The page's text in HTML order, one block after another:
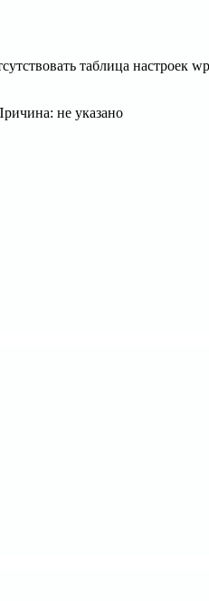
таблица настроек
не указано